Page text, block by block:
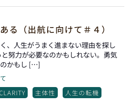
る（出航に向けて＃４）
、人生がうまく進まない理由を探し
と努力が必要なのかもしれない。勇気
かもし […]
主体性
人生の転機